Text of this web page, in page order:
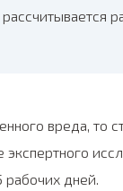
вреда, то
дней.